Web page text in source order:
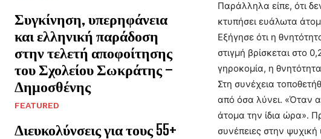
Συγκίνηση, υπερηφάνεια
και ελληνική παράδοση
στην τελετή αποφοίτησης
του Σχολείου Σωκράτης –
Δημοσθένης
FEATURED
Διευκολύνσεις για τους 55+
Παράλληλα είπε, ότι
κτυπήσει ευάλωτα
Εξήγησε ότι η
στιγμή βρίσκεται στο
γηροκομία, η
Στη συνέχεια
από όσα λύνει. «Όταν
άτομα την ίδια ώρα».
συνέπειες στην ψυχική